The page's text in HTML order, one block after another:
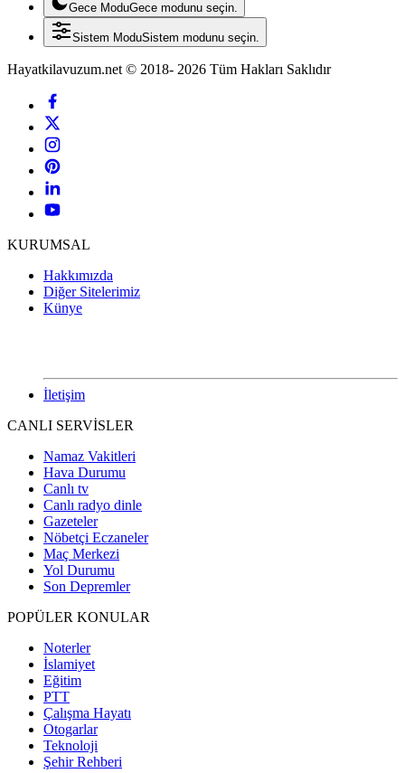
Gece ModuGece modunu seçin.
Sistem ModuSistem modunu seçin.
Hayatkilavuzum.net © 2018- 2026 Tüm Hakları Saklıdır
KURUMSAL
Hakkımızda
Diğer Sitelerimiz
Künye
İletişim
CANLI SERVİSLER
Namaz Vakitleri
Hava Durumu
Canlı tv
Canlı radyo dinle
Gazeteler
Nöbetçi Eczaneler
Maç Merkezi
Yol Durumu
Son Depremler
POPÜLER KONULAR
Noterler
İslamiyet
Eğitim
PTT
Çalışma Hayatı
Otogarlar
Teknoloji
Şehir Rehberi